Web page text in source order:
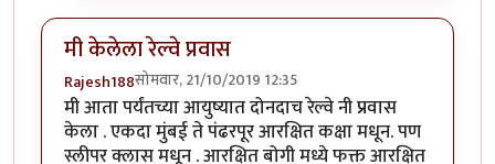
मी केलेला रेल्वे प्रवास
Rajesh188सोमवार, 21/10/2019 12:35
मी आता पर्यंतच्या आयुष्यात दोनदाच रेल्वे नी प्रवास
केला . एकदा मुंबई ते पंढरपूर आरक्षित कक्षा मधून. पण
स्लीपर क्लास मधून . आरक्षित बोगी मध्ये फक्त आरक्षित